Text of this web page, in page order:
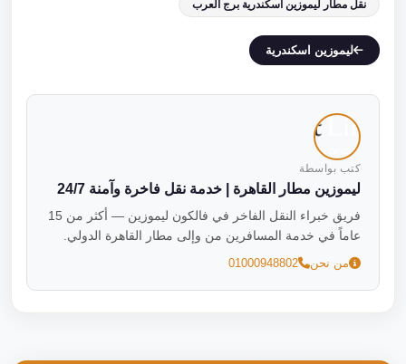
نقل مطار ليموزين اسكندرية برج العرب
ليموزين اسكندرية
كتب بواسطة
ليموزين مطار القاهرة | خدمة نقل فاخرة وآمنة 24/7
فريق خبراء النقل الفاخر في فالكون ليموزين — أكثر من 15
عاماً في خدمة المسافرين من وإلى مطار القاهرة الدولي.
من نحن 01000948802